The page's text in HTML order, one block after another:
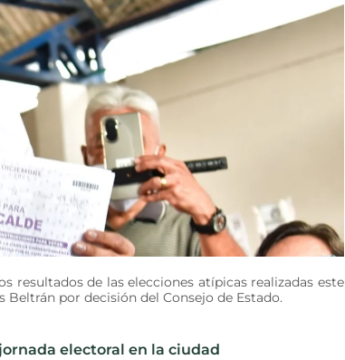
resultados de las elecciones atípicas realizadas este
por decisión del Consejo de Estado.
electoral en la ciudad